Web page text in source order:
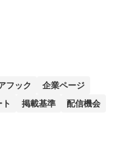
フック
企業ページ
掲載基準
配信機会